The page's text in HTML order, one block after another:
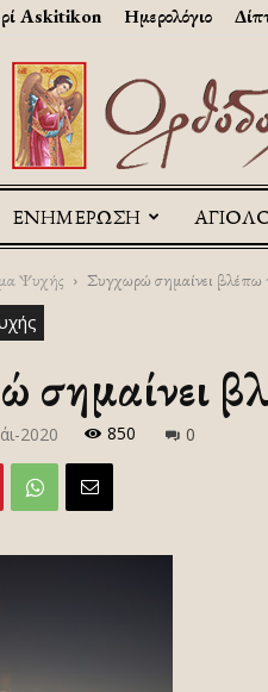
Askitikon Ημερολόγιο
ΕΝΗΜΕΡΩΣΗ
Ψυχής Συγχωρώ σημαίνει βλέπω
σημαίνει
2020 850 0